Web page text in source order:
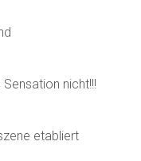
nicht!!!
etabliert